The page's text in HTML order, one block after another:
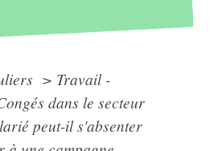
> Travail -
dans le secteur
peut-il s'absenter